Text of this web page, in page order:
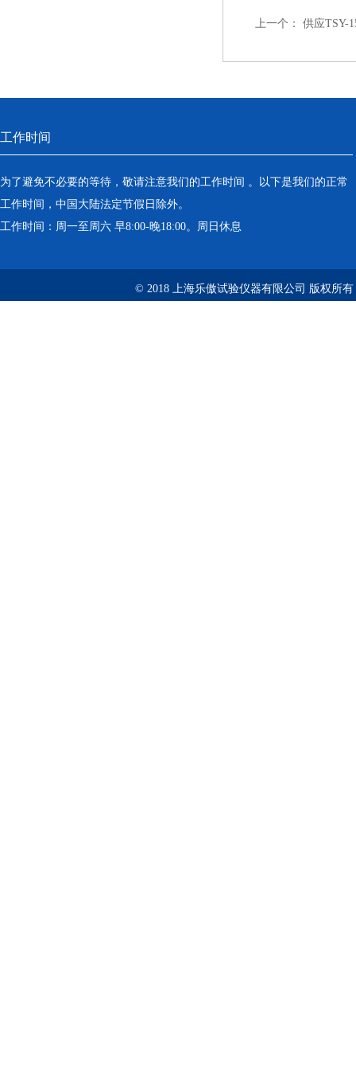
上一个： 供应TSY-
工作时间
为了避免不必要的等待，敬请注意我们的工作时间 。以下是我们的正常
工作时间，中国大陆法定节假日除外。
工作时间：周一至周六 早8:00-晚18:00。周日休息
© 2018 上海乐傲试验仪器有限公司 版权所